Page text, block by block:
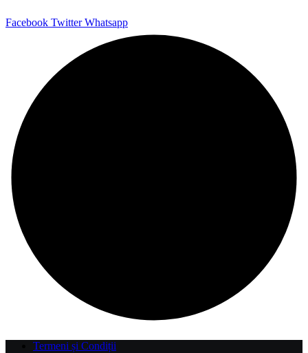
Facebook Twitter Whatsapp
Termeni și Condiții